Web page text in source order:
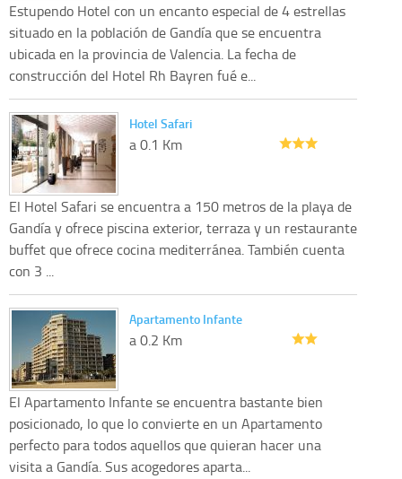
Estupendo Hotel con un encanto especial de 4 estrellas
situado en la población de Gandía que se encuentra
ubicada en la provincia de Valencia. La fecha de
construcción del Hotel Rh Bayren fué e...
Hotel Safari
a 0.1 Km
El Hotel Safari se encuentra a 150 metros de la playa de
Gandía y ofrece piscina exterior, terraza y un restaurante
buffet que ofrece cocina mediterránea. También cuenta
con 3 ...
Apartamento Infante
a 0.2 Km
El Apartamento Infante se encuentra bastante bien
posicionado, lo que lo convierte en un Apartamento
perfecto para todos aquellos que quieran hacer una
visita a Gandía. Sus acogedores aparta...